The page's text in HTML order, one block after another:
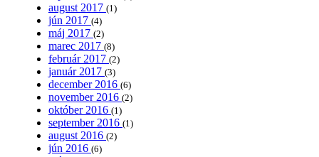
august 2017 (1)
jún 2017 (4)
máj 2017 (2)
marec 2017 (8)
február 2017 (2)
január 2017 (3)
december 2016 (6)
november 2016 (2)
október 2016 (1)
september 2016 (1)
august 2016 (2)
jún 2016 (6)